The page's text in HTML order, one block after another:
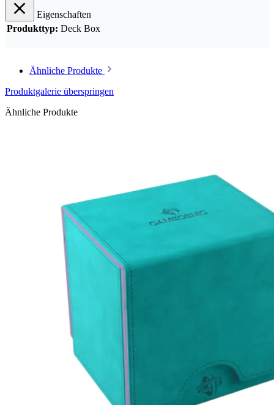
Eigenschaften
Produkttyp: Deck Box
Ähnliche Produkte
Produktgalerie überspringen
Ähnliche Produkte